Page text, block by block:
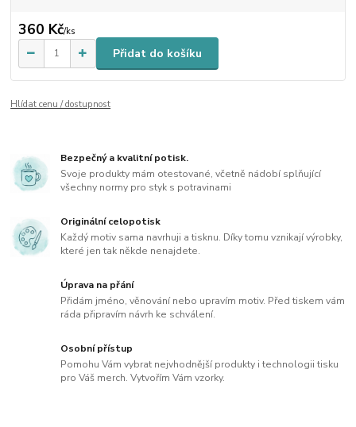
360 Kč/ks
Přidat do košíku
Hlídat cenu / dostupnost
Bezpečný a kvalitní potisk.
Svoje produkty mám otestované, včetně nádobí splňující
všechny normy pro styk s potravinami
Originální celopotisk
Každý motiv sama navrhuji a tisknu. Díky tomu vznikají výrobky,
které jen tak někde nenajdete.
Úprava na přání
Přidám jméno, věnování nebo upravím motiv. Před tiskem vám
ráda připravím návrh ke schválení.
Osobní přístup
Pomohu Vám vybrat nejvhodnější produkty i technologii tisku
pro Váš merch. Vytvořím Vám vzorky.